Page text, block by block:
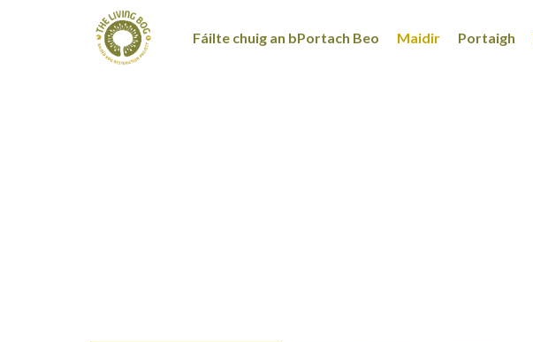
Fáilte chuig an bPortach Beo Maidir Portaigh